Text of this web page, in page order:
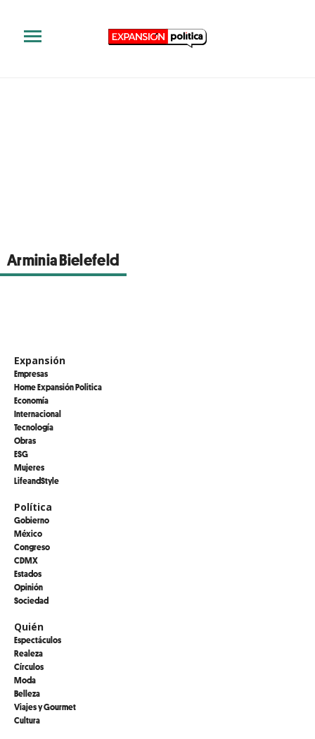
Arminia Bielefeld
Expansión
Empresas
Home Expansión Politica
Economía
Internacional
Tecnología
Obras
ESG
Mujeres
LifeandStyle
Política
Gobierno
México
Congreso
CDMX
Estados
Opinión
Sociedad
Quién
Espectáculos
Realeza
Círculos
Moda
Belleza
Viajes y Gourmet
Cultura